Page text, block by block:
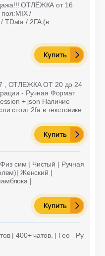
ОТЛЁЖКА от 16
пол:MIX /
/ 2FA (в
Купить
, ОТЛЕЖКА ОТ 20 до 24
- Ручная Формат
+ json Наличие
стоит 2fa в текстовике
Купить
сим | Чистый | Ручная
Женский |
|
Купить
| 400+ чатов. | Гео - Ру